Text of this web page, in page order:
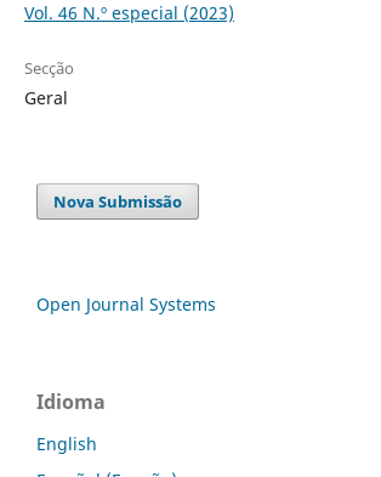
Vol. 46 N.º especial (2023)
Secção
Geral
Nova Submissão
Open Journal Systems
Idioma
English